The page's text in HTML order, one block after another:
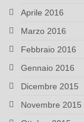
Aprile 2016
Marzo 2016
Febbraio 2016
Gennaio 2016
Dicembre 2015
Novembre 2015